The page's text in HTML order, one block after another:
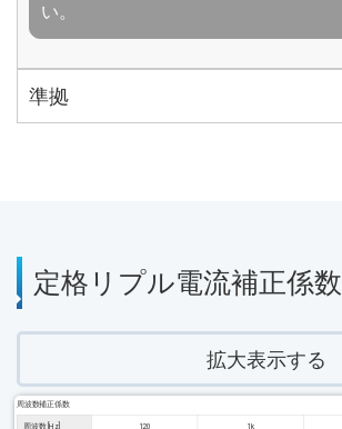
い。
準拠
定格リプル電流補正係数
拡大表示する
周波数補正係数
周波数 [Hz] 120 1k